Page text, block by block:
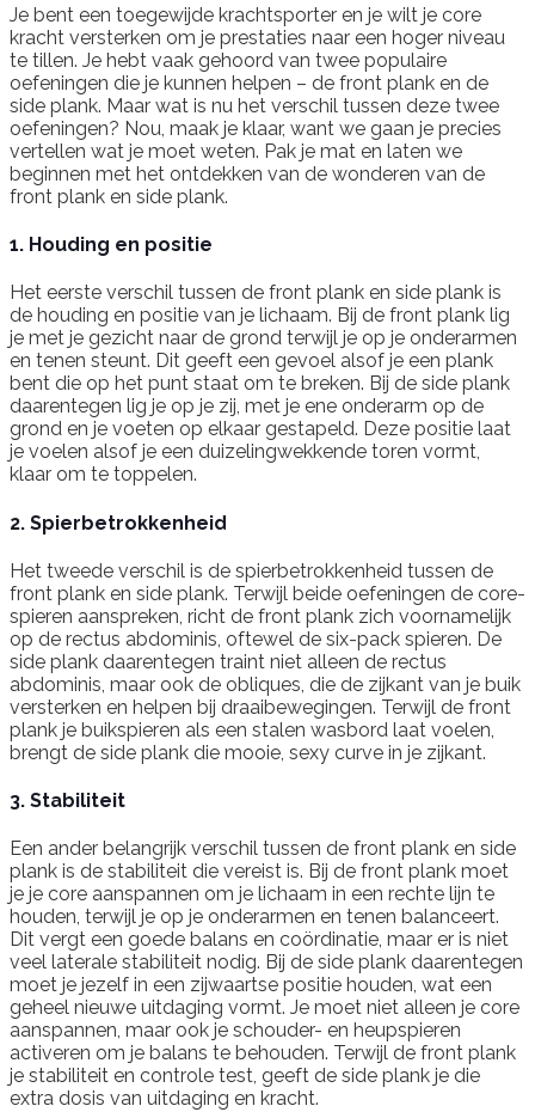
Je bent een toegewijde krachtsporter en je wilt je core
kracht versterken om je prestaties naar een hoger niveau
te tillen. Je hebt vaak gehoord van twee populaire
oefeningen die je kunnen helpen – de front plank en de
side plank. Maar wat is nu het verschil tussen deze twee
oefeningen? Nou, maak je klaar, want we gaan je precies
vertellen wat je moet weten. Pak je mat en laten we
beginnen met het ontdekken van de wonderen van de
front plank en side plank.
1. Houding en positie
Het eerste verschil tussen de front plank en side plank is
de houding en positie van je lichaam. Bij de front plank lig
je met je gezicht naar de grond terwijl je op je onderarmen
en tenen steunt. Dit geeft een gevoel alsof je een plank
bent die op het punt staat om te breken. Bij de side plank
daarentegen lig je op je zij, met je ene onderarm op de
grond en je voeten op elkaar gestapeld. Deze positie laat
je voelen alsof je een duizelingwekkende toren vormt,
klaar om te toppelen.
2. Spierbetrokkenheid
Het tweede verschil is de spierbetrokkenheid tussen de
front plank en side plank. Terwijl beide oefeningen de core-
spieren aanspreken, richt de front plank zich voornamelijk
op de rectus abdominis, oftewel de six-pack spieren. De
side plank daarentegen traint niet alleen de rectus
abdominis, maar ook de obliques, die de zijkant van je buik
versterken en helpen bij draaibewegingen. Terwijl de front
plank je buikspieren als een stalen wasbord laat voelen,
brengt de side plank die mooie, sexy curve in je zijkant.
3. Stabiliteit
Een ander belangrijk verschil tussen de front plank en side
plank is de stabiliteit die vereist is. Bij de front plank moet
je je core aanspannen om je lichaam in een rechte lijn te
houden, terwijl je op je onderarmen en tenen balanceert.
Dit vergt een goede balans en coördinatie, maar er is niet
veel laterale stabiliteit nodig. Bij de side plank daarentegen
moet je jezelf in een zijwaartse positie houden, wat een
geheel nieuwe uitdaging vormt. Je moet niet alleen je core
aanspannen, maar ook je schouder- en heupspieren
activeren om je balans te behouden. Terwijl de front plank
je stabiliteit en controle test, geeft de side plank je die
extra dosis van uitdaging en kracht.